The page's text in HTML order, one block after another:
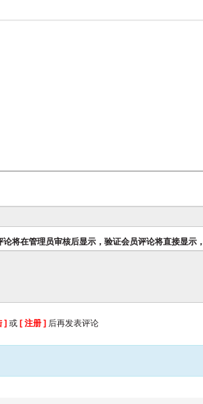
将在管理员审核后显示，验证会员评论将直接显示，
] 或 [ 注册 ] 后再发表评论